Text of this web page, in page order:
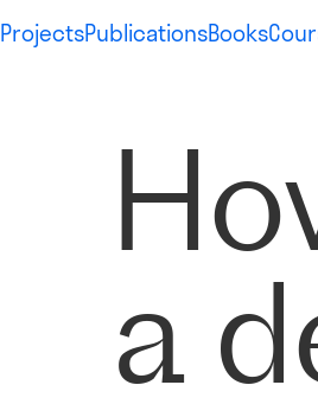
ProjectsPublicationsBooks
a